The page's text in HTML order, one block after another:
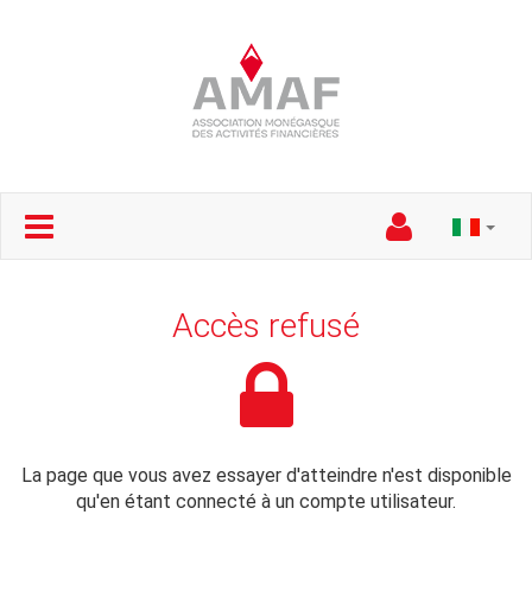
Accès refusé
La page que vous avez essayer d'atteindre n'est disponible
qu'en étant connecté à un compte utilisateur.